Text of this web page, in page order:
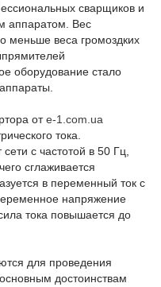
сварщиков и
аппаратом. Вес
меньше веса громоздких
оборудование стало
отe-1.com.ua
тока.
с частотой в 50 Гц,
сглаживается
в переменный ток с
напряжение
тока повышается до
для проведения
достоинствам